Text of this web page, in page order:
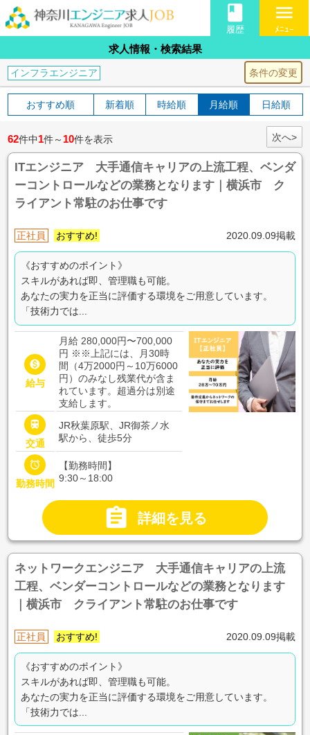
book
履歴
menu
ﾒﾆｭｰ
求人情報・検索結果
条件の変更
インフラエンジニア
おすすめ順 新着順 時給順 月給順 日給順
62件中1件～ 10件を表示 次へ>
ITエンジニア 大手通信キャリアの上流工程、ベンダ
ーコントロールなどの業務となります｜横浜市 ク
ライアント常駐のお仕事です
正社員 おすすめ! 2020.09.09掲載
《おすすめのポイント》
スキルがあれば即、管理職も可能。
あなたの実力を正当に評価する環境をご用意しています。
「技術力では...

給与
月給 280,000円〜700,000
円 ※※上記には、月30時
間（4万2000円～10万6000
円）のみなし残業代が含ま
れています。超過分は別途
支給します。

交通
JR秋葉原駅、JR御茶ノ水
駅から、徒歩5分

勤務時間
【勤務時間】
9:30～18:00
 詳細を見る
ネットワークエンジニア 大手通信キャリアの上流
工程、ベンダーコントロールなどの業務となります
｜横浜市 クライアント常駐のお仕事です
正社員 おすすめ! 2020.09.09掲載
《おすすめのポイント》
スキルがあれば即、管理職も可能。
あなたの実力を正当に評価する環境をご用意しています。
「技術力では...